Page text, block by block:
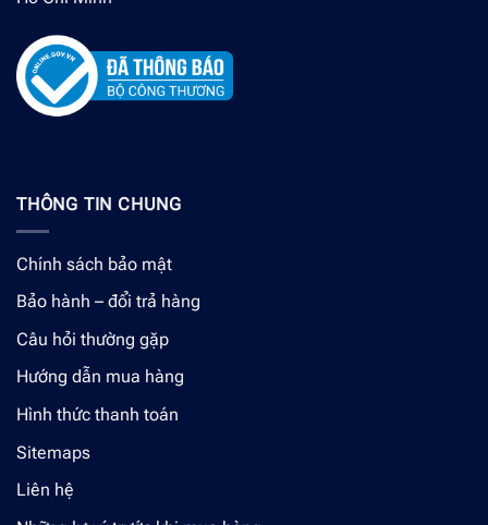
THÔNG TIN CHUNG
Chính sách bảo mật
Bảo hành – đổi trả hàng
Câu hỏi thường gặp
Hướng dẫn mua hàng
Hình thức thanh toán
Sitemaps
Liên hệ